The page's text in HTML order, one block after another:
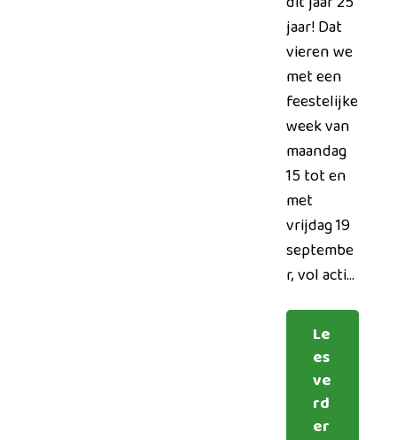
jaar! Dat
vieren we
met een
feestelijke
week van
maandag
15 tot en
met
vrijdag 19
septembe
r, vol acti...
Le
es
ve
rd
er